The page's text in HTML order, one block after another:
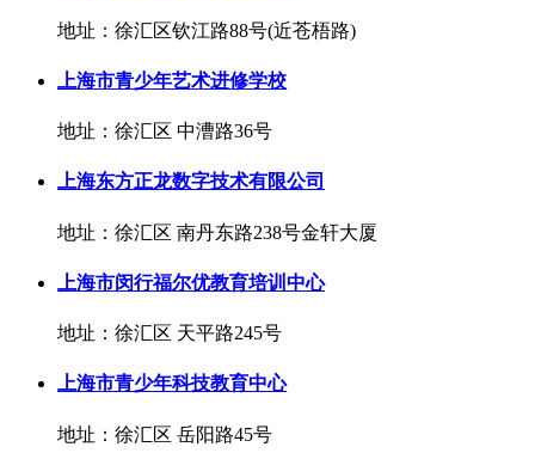
地址：徐汇区钦江路88号(近苍梧路)
上海市青少年艺术进修学校
地址：徐汇区 中漕路36号
上海东方正龙数字技术有限公司
地址：徐汇区 南丹东路238号金轩大厦
上海市闵行福尔优教育培训中心
地址：徐汇区 天平路245号
上海市青少年科技教育中心
地址：徐汇区 岳阳路45号